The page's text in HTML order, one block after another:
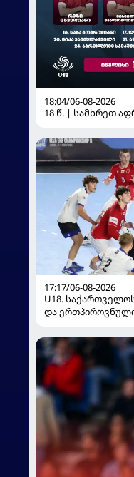
18:04/06-08-2026
18 წ. | სამხრეთ
17:17/06-08-2026
U18.
და